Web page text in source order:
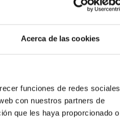
Acerca de las cookies
funciones de redes sociales
con nuestros partners de
que les haya proporcionado o